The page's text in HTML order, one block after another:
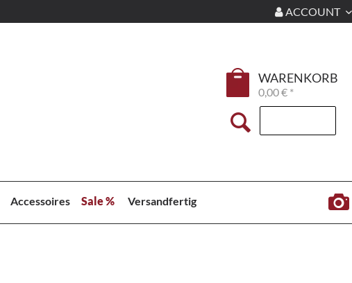
ACCOUNT
WARENKORB
0,00 € *
Accessoires Sale % Versandfertig